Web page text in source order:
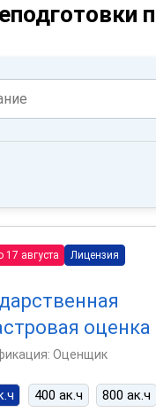
17 августа Лицензия
оценка
Оценщик
400 ак.ч 800 ак.ч